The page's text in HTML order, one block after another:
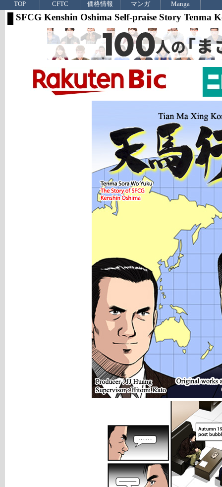
TOP CFTC 価格情報 マンガ Manga
SFCG Kenshin Oshima Self-praise Story